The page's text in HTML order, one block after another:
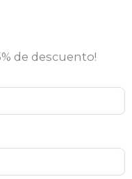
de descuento!